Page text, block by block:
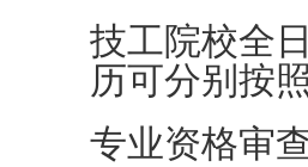
技工院校全
历可分别按
专业资格审